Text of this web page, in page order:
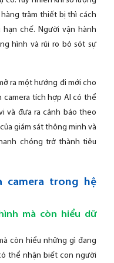
trăm thiết bị thì cách
chế. Người vận hành
hình và rủi ro bỏ sót sự
ra một hướng đi mới cho
camera tích hợp AI có thể
và đưa ra cảnh báo theo
giám sát thông minh và
chóng trở thành tiêu
trong hệ
mà còn hiểu dữ
còn hiểu những gì đang
thể nhận biết con người